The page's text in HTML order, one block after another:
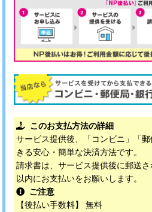
このお支払方法の詳細
サービス提供後、「コンビニ」「
きる安心・簡単な決済方法です。
請求書は、サービス提供後に郵送
以内にお支払いをお願いします。
ご注意
【後払い手数料】 無料